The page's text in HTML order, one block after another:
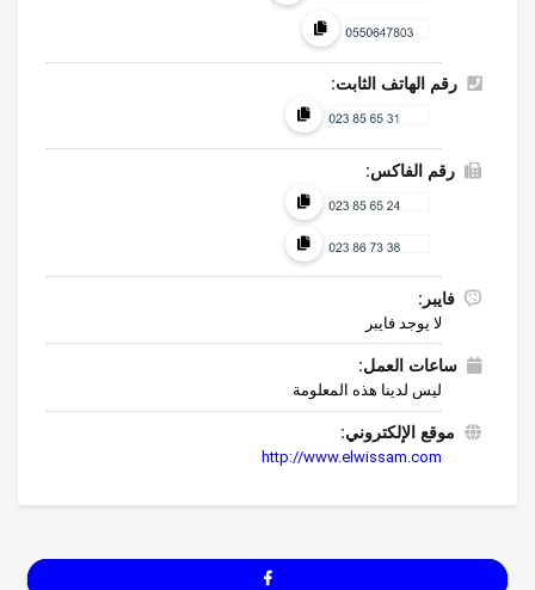
رقم الهاتف الثابت:
رقم الفاكس:
فايبر:
لا يوجد فايبر
ساعات العمل:
ليس لدينا هذه المعلومة
موقع الإلكتروني:
http://www.elwissam.com